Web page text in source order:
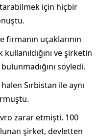
için hiçbir
firmanın uçaklarının
ve şirketin
söyledi.
Sırbistan ile aynı
zarar etmişti. 100
şirket, devletten